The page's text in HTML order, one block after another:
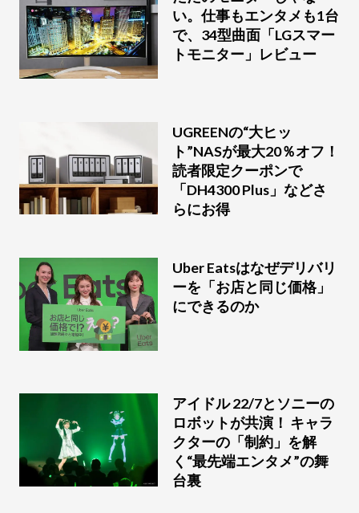
い。仕事もエンタメも1台
で、34型曲面「LGスマー
トモニター」レビュー
UGREENの“大ヒッ
ト”NASが最大20％オフ！
読者限定クーポンで
「DH4300 Plus」などさ
らにお得
Uber Eatsはなぜデリバリ
ーを「お店と同じ価格」
にできるのか
アイドル 22/7とソニーの
ロボットが共演！ キャラ
クターの「制約」を解
く“最先端エンタメ”の舞
台裏